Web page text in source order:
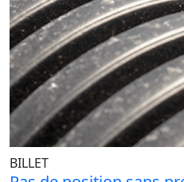
BILLET